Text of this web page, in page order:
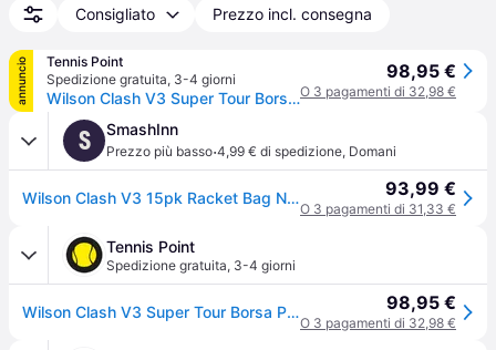
Consigliato Prezzo incl. consegna
annuncio
Tennis Point
Spedizione gratuita, 3-4 giorni
Wilson Clash V3 Super Tour Borsa Per Racchetta Da 15 - Nero - nero
98,95 €
O 3 pagamenti di 32,98 €
S SmashInn
Prezzo più basso·4,99 € di spedizione, Domani
Wilson Clash V3 15pk Racket Bag Nero 93,99 €
O 3 pagamenti di 31,33 €
Tennis Point
Spedizione gratuita, 3-4 giorni
Wilson Clash V3 Super Tour Borsa Per Racchetta Da 15 - Nero - nero 98,95 €
O 3 pagamenti di 32,98 €